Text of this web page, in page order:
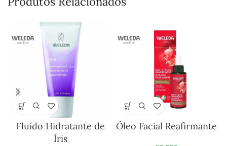
Fluído Hidratante de
Íris
Óleo Facial Reafirmante